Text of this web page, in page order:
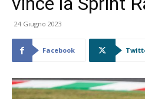
24 Giugno 2023
Facebook